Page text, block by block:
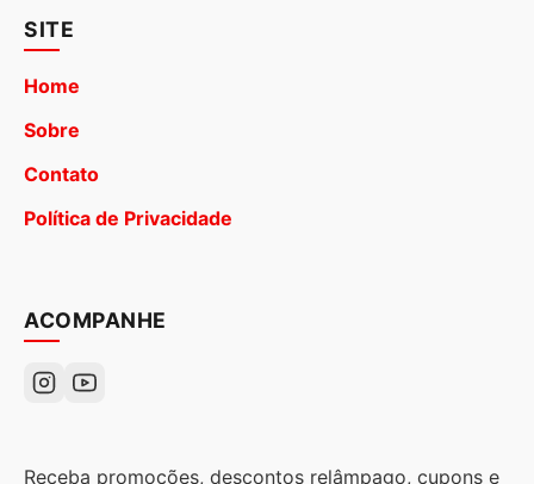
SITE
Home
Sobre
Contato
Política de Privacidade
ACOMPANHE
Receba promoções, descontos relâmpago, cupons e